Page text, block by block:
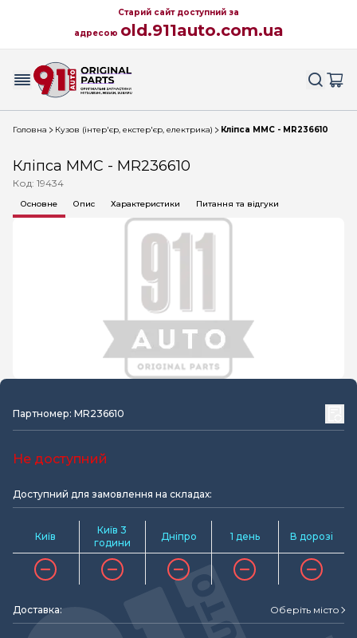
Старий сайт доступний за
адресою old.911auto.com.ua
Головна Кузов (інтер'єр, екстер'єр, електрика) Кліпса MMC - MR236610
Кліпса MMC - MR236610
Код: 19434
Основне Опис Характеристики Питання та відгуки
Партномер: MR236610
Не доступний
Доступний для замовлення на складах:
Київ
Київ 3
години
Дніпро 1 день В дорозі
Доставка: Оберіть місто